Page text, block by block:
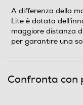
A differenza della
Lite è dotata
maggiore distanza
per garantire una
Confronta con